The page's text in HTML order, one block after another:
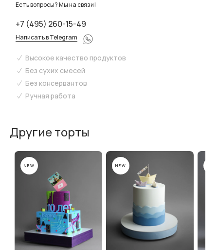
Есть вопросы? Мы на связи!
+7 (495) 260-15-49
Написать в Telegram
Высокое качество продуктов
Без сухих смесей
Без консервантов
Ручная работа
Другие торты
NEW NEW